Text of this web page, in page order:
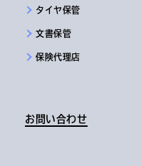
タイヤ保管
文書保管
保険代理店
お問い合わせ